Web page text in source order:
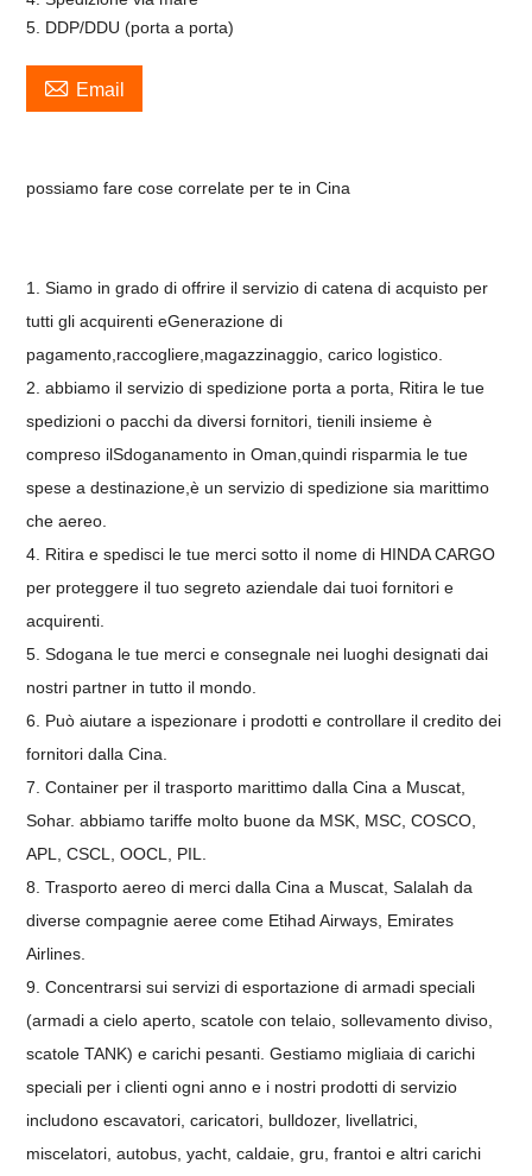
5. DDP/DDU (porta a porta)
 Email
possiamo fare cose correlate per te in Cina
1. Siamo in grado di offrire il servizio di catena di acquisto per
tutti gli acquirenti eGenerazione di
pagamento ,raccogliere, magazzinaggio , carico logistico.
2. abbiamo il servizio di spedizione porta a porta,
Ritira le tue
spedizioni o pacchi da diversi fornitori, tienili insiemeè
compreso ilSdoganamento in Oman,quindi risparmia le tue
spese a destinazione,è un servizio di spedizione sia marittimo
che aereo.
4. Ritira e spedisci le tue merci sotto il nome di HINDA CARGO
per proteggere il tuo segreto aziendale dai tuoi fornitori e
acquirenti.
5. Sdogana le tue merci e consegnale nei luoghi designati dai
nostri partner in tutto il mondo.
6. Può aiutare a ispezionare i prodotti e controllare il credito dei
fornitori dalla Cina.
7. Container per il trasporto marittimo dalla Cina a Muscat,
Sohar. abbiamo tariffe molto buone da MSK, MSC, COSCO,
APL, CSCL, OOCL, PIL.
8. Trasporto aereo di merci dalla Cina a Muscat, Salalah da
diverse compagnie aeree come Etihad Airways, Emirates
Airlines.
9. Concentrarsi sui servizi di esportazione di armadi speciali
(armadi a cielo aperto, scatole con telaio, sollevamento diviso,
scatole TANK) e carichi pesanti. Gestiamo migliaia di carichi
speciali per i clienti ogni anno e i nostri prodotti di servizio
includono escavatori, caricatori, bulldozer, livellatrici,
miscelatori, autobus, yacht, caldaie, gru, frantoi e altri carichi